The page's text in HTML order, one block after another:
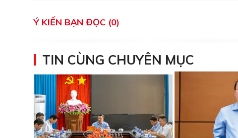
Ý KIẾN BẠN ĐỌC (0)
TIN CÙNG CHUYÊN MỤC